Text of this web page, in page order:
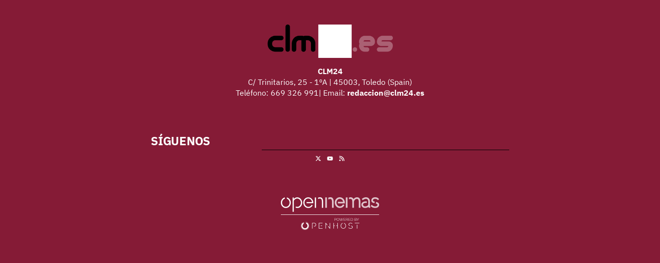
CLM24
C/ Trinitarios, 25 - 1ºA | 45003, Toledo (Spain)
Teléfono: 669 326 991| Email: redaccion@clm24.es
SÍGUENOS